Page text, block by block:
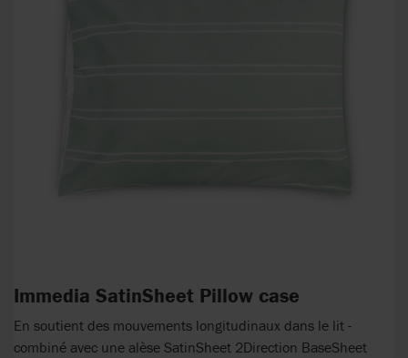
Immedia SatinSheet Pillow case
En soutient des mouvements longitudinaux dans le lit -
combiné avec une alèse SatinSheet 2Direction BaseSheet